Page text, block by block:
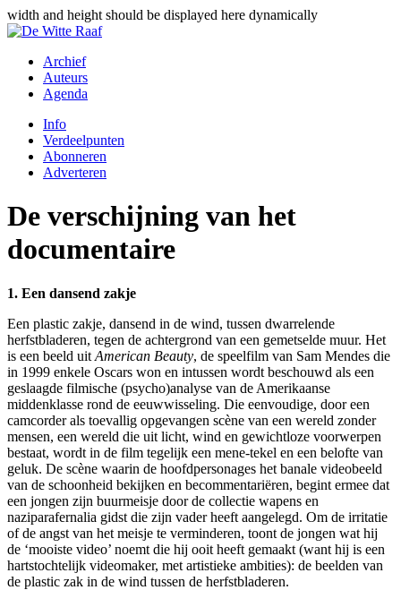
width and height should be displayed here dynamically
Archief
Auteurs
Agenda
Info
Verdeelpunten
Abonneren
Adverteren
De verschijning van het
documentaire
1. Een dansend zakje
Een plastic zakje, dansend in de wind, tussen dwarrelende
herfstbladeren, tegen de achtergrond van een gemetselde muur. Het
is een beeld uit American Beauty, de speelfilm van Sam Mendes die
in 1999 enkele Oscars won en intussen wordt beschouwd als een
geslaagde filmische (psycho)analyse van de Amerikaanse
middenklasse rond de eeuwwisseling. Die eenvoudige, door een
camcorder als toevallig opgevangen scène van een wereld zonder
mensen, een wereld die uit licht, wind en gewichtloze voorwerpen
bestaat, wordt in de film tegelijk een mene-tekel en een belofte van
geluk. De scène waarin de hoofdpersonages het banale videobeeld
van de schoonheid bekijken en becommentariëren, begint ermee dat
een jongen zijn buurmeisje door de collectie wapens en
naziparafernalia gidst die zijn vader heeft aangelegd. Om de irritatie
of de angst van het meisje te verminderen, toont de jongen wat hij
de ‘mooiste video’ noemt die hij ooit heeft gemaakt (want hij is een
hartstochtelijk videomaker, met artistieke ambities): de beelden van
de plastic zak in de wind tussen de herfstbladeren.